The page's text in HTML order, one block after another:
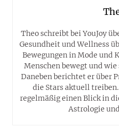
Theo schreibt bei YouJoy
Gesundheit und Wellness
Bewegungen in Mode und
Menschen bewegt und
Daneben berichtet er über
die Stars aktuell
regelmäßig einen Blick in
Astrologie